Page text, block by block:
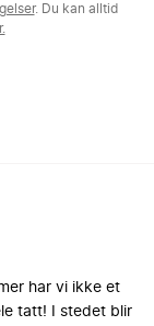
. Du kan alltid
har vi ikke et
tatt! I stedet blir